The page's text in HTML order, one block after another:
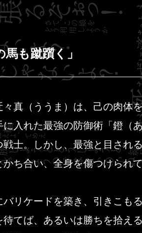
も蹴躓く」
々真（ううま）は、己の肉体
に入れた最強の防御術「鐙（
戦士。しかし、最強と目され
かち合い、全身を傷つけられ
バリケードを築き、引きこも
待てば、あるいは勝ちを拾え